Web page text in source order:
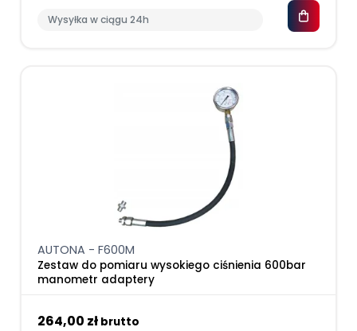
Wysyłka w ciągu 24h
AUTONA - F600M
Zestaw do pomiaru wysokiego ciśnienia 600bar
manometr adaptery
264,00 zł brutto